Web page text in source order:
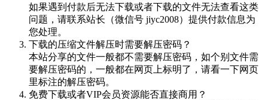
如果遇到付款后无法下载或者下载的文件无法查看这类
问题，请联系站长（微信号 jiyc2008）提供付款信息为
您处理。
下载的压缩文件解压时需要解压密码？
本站分享的文件一般都不需要解压密码，如个别文件需
要解压密码的，一般都在网页上标明了，请看一下网页
里标注的解压密码。
免费下载或者VIP会员资源能否直接商用？